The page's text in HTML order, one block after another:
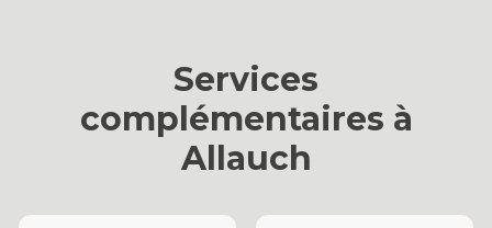
Services
complémentaires à
Allauch